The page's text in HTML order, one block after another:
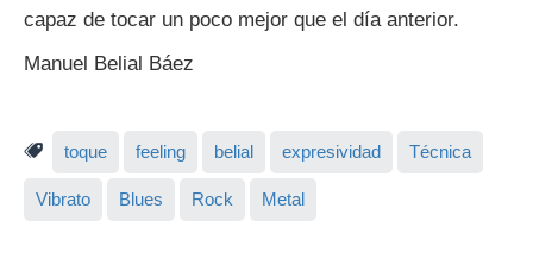
capaz de tocar un poco mejor que el día anterior.
Manuel Belial Báez
toque feeling belial expresividad Técnica
Vibrato Blues Rock Metal